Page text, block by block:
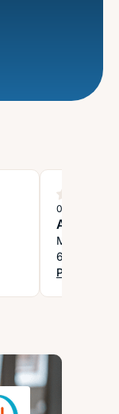
0
Alfred
Marie-
68219
Profil
: Alfred